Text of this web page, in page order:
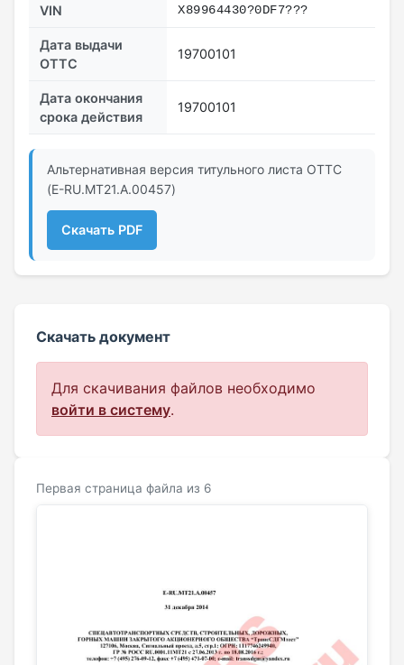
VIN X89964430?0DF7???
Дата выдачи
ОТТС
19700101
Дата окончания
срока действия
19700101
Альтернативная версия титульного листа ОТТС
(E-RU.МТ21.A.00457)
Скачать PDF
Скачать документ
Для скачивания файлов необходимо
войти в систему.
Первая страница файла из 6